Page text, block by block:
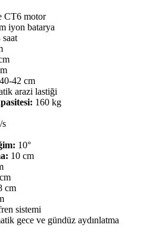
CT6 motor
iyon batarya
42 cm
arazi lastiği
160 kg
s
10°
10 cm
cm
sistemi
gece ve gündüz aydınlatma